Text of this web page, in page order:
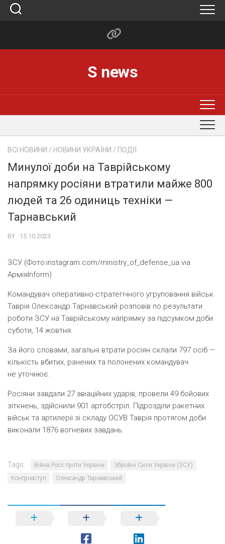
Skip
S news
ВСІ НОВИНИ / НОВИНИ УКРАЇНИ / ПОДІЇ
Минулої доби на Таврійському
напрямку росіяни втратили майже 800
людей та 26 одиниць техніки —
Тарнавський
BY · 15.10.2023
ЗСУ (Фото:instagram.com/ministry_of_defense_ua via
АрміяInform)
Командувач оперативно-стратегічного угруповання військ
Таврія Олександр Тарнавський розповів по результати
роботи ЗСУ на Таврійському напрямку за підсумком доби
суботи, 14 жовтня.
За його словами, загальні втрати росіян склали 797 осіб —
кількість вбитих, ранених та полонених командувач
не уточнює.
Росіяни завдали 27 авіаційних ударів, провели 49 бойових
зіткнень, здійснили 901 артобстріл. Підрозділи ракетних
військ та артилерії зі складу ОСУВ Таврія протягом доби
виконали 1876 вогневих завдань.
Tags: Війна Росії проти України
Збройні Сили України (ЗСУ)
Контрнаступ
Олександр Тарнавський